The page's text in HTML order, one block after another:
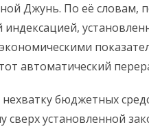
Джунь. По её словам,
индексацией,
автоматический
бюджетных
сверх установленной